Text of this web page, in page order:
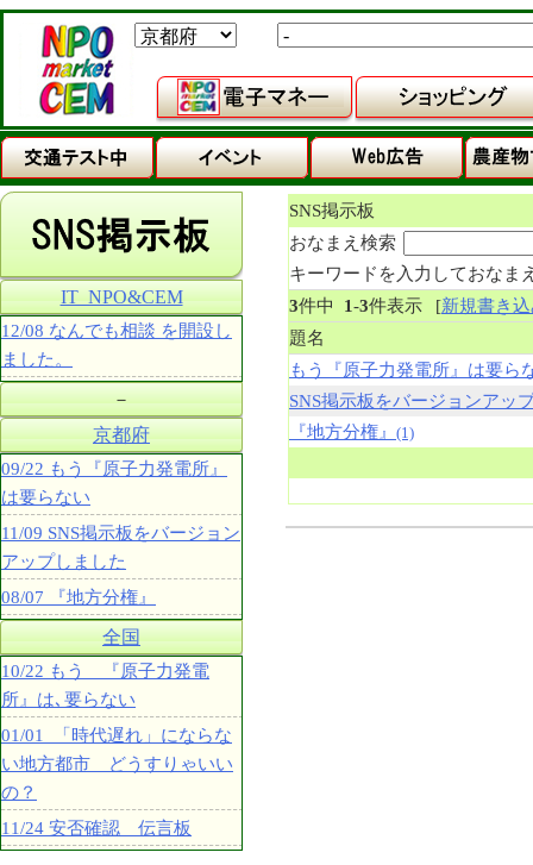
SNS掲示板
おなまえ検索
キーワードを入力しておなま
3件中 1-3件表示 [新規書き
題名
もう『原子力発電所』は要ら
SNS掲示板をバージョンアッ
『地方分権』 (1)
IT_NPO&CEM
12/08 なんでも相談 を開設し
ました。
－
京都府
09/22 もう『原子力発電所』
は要らない
11/09 SNS掲示板をバージョン
アップしました
08/07 『地方分権』
全国
10/22 もう 『原子力発電
所』は､要らない
01/01 「時代遅れ」にならな
い地方都市 どうすりゃいい
の？
11/24 安否確認 伝言板